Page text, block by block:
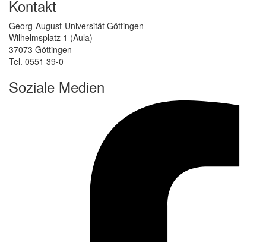
Kontakt
Georg-August-Universität Göttingen
Wilhelmsplatz 1 (Aula)
37073 Göttingen
Tel. 0551 39-0
Soziale Medien